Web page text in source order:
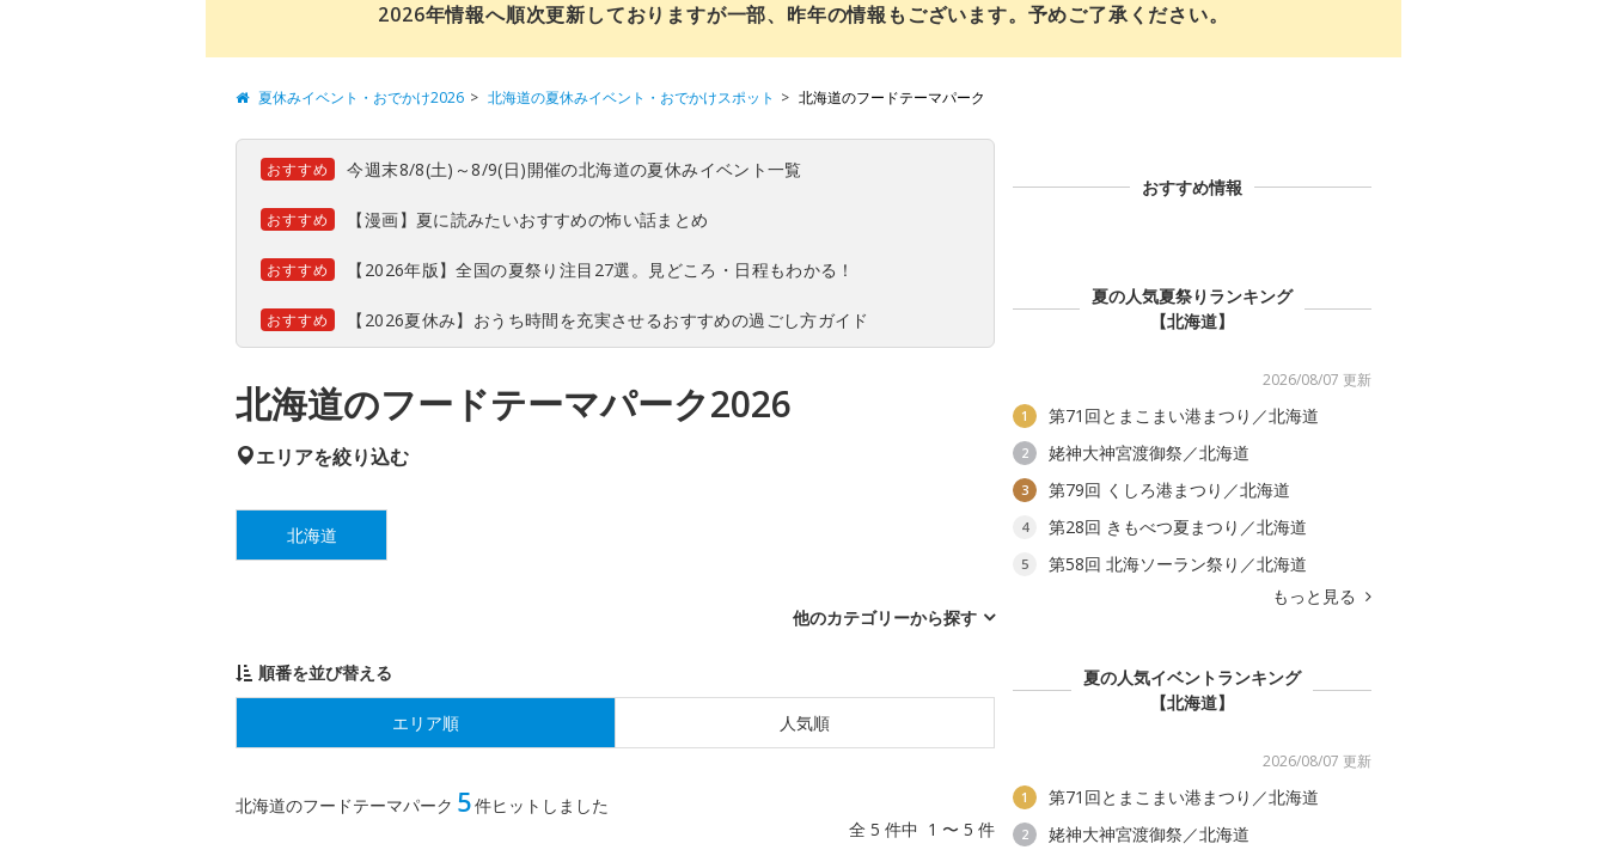
2026年情報へ順次更新しておりますが一部、昨年の情報もございます。予めご了承ください。
夏休みイベント・おでかけ2026 北海道の夏休みイベント・おでかけスポット 北海道のフードテーマパーク
おすすめ 今週末8/8(土)～8/9(日)開催の北海道の夏休みイベント一覧
おすすめ 【漫画】夏に読みたいおすすめの怖い話まとめ
おすすめ 【2026年版】全国の夏祭り注目27選。見どころ・日程もわかる！
おすすめ 【2026夏休み】おうち時間を充実させるおすすめの過ごし方ガイド
北海道のフードテーマパーク2026
エリアを絞り込む
北海道
他のカテゴリーから探す
順番を並び替える
エリア順 人気順
北海道のフードテーマパーク 5件ヒットしました
全 5 件中 1 〜 5 件
おすすめ情報
夏の人気夏祭りランキング
【北海道】
2026/08/07 更新
1 第71回とまこまい港まつり／北海道
2 姥神大神宮渡御祭／北海道
3 第79回 くしろ港まつり／北海道
4 第28回 きもべつ夏まつり／北海道
5
第58回 北海ソーラン祭り／北海道
もっと見る
夏の人気イベントランキング
【北海道】
2026/08/07 更新
1 第71回とまこまい港まつり／北海道
2 姥神大神宮渡御祭／北海道